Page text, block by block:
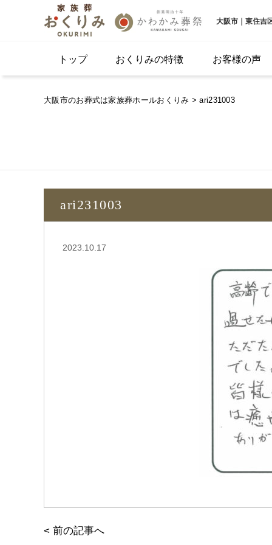
大阪市｜東住吉
トップ おくりみの特徴 お客様の声
大阪市のお葬式は家族葬ホールおくりみ > ari231003
ari231003
2023.10.17
< 前の記事へ